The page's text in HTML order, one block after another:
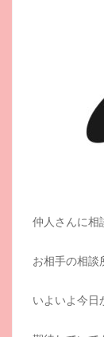
仲人さんに
お相手の相
いよいよ今